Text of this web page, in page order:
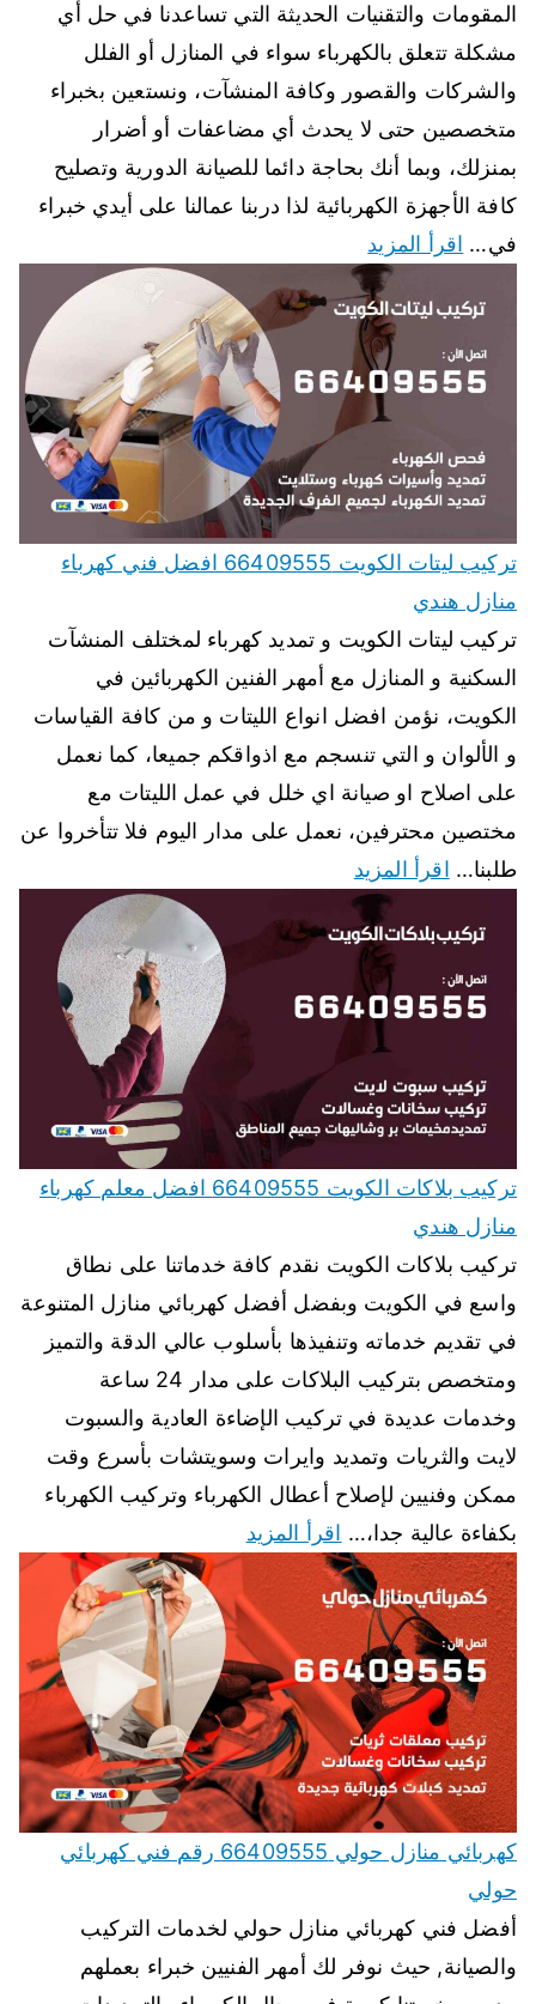
المقومات والتقنيات الحديثة التي تساعدنا في حل أي
مشكلة تتعلق بالكهرباء سواء في المنازل أو الفلل
والشركات والقصور وكافة المنشآت، ونستعين بخبراء
متخصصين حتى لا يحدث أي مضاعفات أو أضرار
بمنزلك، وبما أنك بحاجة دائما للصيانة الدورية وتصليح
كافة الأجهزة الكهربائية لذا دربنا عمالنا على أيدي خبراء
في… اقرأ المزيد
تركيب ليتات الكويت 66409555 افضل فني كهرباء
منازل هندي
تركيب ليتات الكويت و تمديد كهرباء لمختلف المنشآت
السكنية و المنازل مع أمهر الفنين الكهربائين في
الكويت، نؤمن افضل انواع الليتات و من كافة القياسات
و الألوان و التي تنسجم مع اذواقكم جميعا، كما نعمل
على اصلاح او صيانة اي خلل في عمل الليتات مع
مختصين محترفين، نعمل على مدار اليوم فلا تتأخروا عن
طلبنا… اقرأ المزيد
تركيب بلاكات الكويت 66409555 افضل معلم كهرباء
منازل هندي
تركيب بلاكات الكويت نقدم كافة خدماتنا على نطاق
واسع في الكويت وبفضل أفضل كهربائي منازل المتنوعة
في تقديم خدماته وتنفيذها بأسلوب عالي الدقة والتميز
ومتخصص بتركيب البلاكات على مدار 24 ساعة
وخدمات عديدة في تركيب الإضاءة العادية والسبوت
لايت والثريات وتمديد وايرات وسويتشات بأسرع وقت
ممكن وفنيين لإصلاح أعطال الكهرباء وتركيب الكهرباء
بكفاءة عالية جدا،… اقرأ المزيد
كهربائي منازل حولي 66409555 رقم فني كهربائي
حولي
أفضل فني كهربائي منازل حولي لخدمات التركيب
والصيانة, حيث نوفر لك أمهر الفنيين خبراء بعملهم